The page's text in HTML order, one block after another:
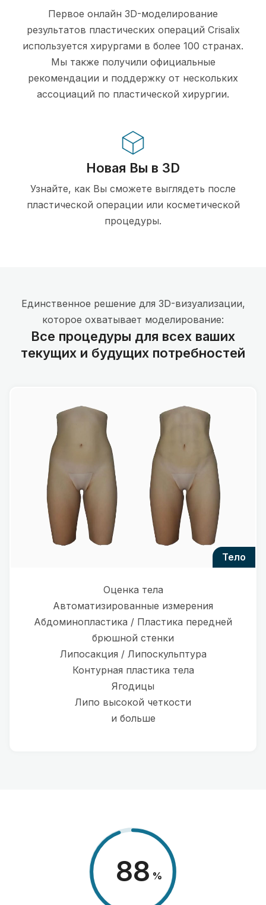
Первое онлайн 3D-моделирование
результатов пластических операций Crisalix
используется хирургами в более 100 странах.
Мы также получили официальные
рекомендации и поддержку от нескольких
ассоциаций по пластической хирургии.
Новая Вы в 3D
Узнайте, как Вы сможете выглядеть после
пластической операции или косметической
процедуры.
Единственное решение для 3D-визуализации,
которое охватывает моделирование:
Все процедуры для всех ваших
текущих и будущих потребностей
тело
Оценка тела
Автоматизированные измерения
Абдоминопластика / Пластика передней
брюшной стенки
Липосакция / Липоскульптура
Контурная пластика тела
Ягодицы
Липо высокой четкости
и больше
98 %